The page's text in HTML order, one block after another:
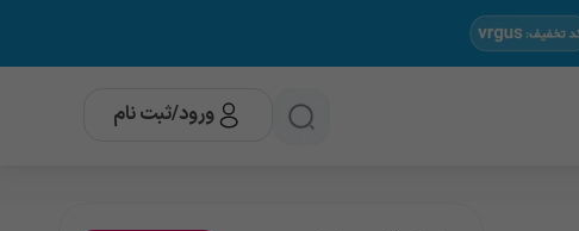
ورود/ثبت نام